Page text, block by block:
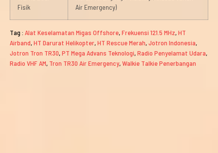
Fisik
Air Emergency)
Tag : Alat Keselamatan Migas Offshore,Frekuensi 121.5 MHz,HT
Airband,HT Darurat Helikopter,HT Rescue Merah,Jotron Indonesia,
Jotron Tron TR30,PT Mega Advans Teknologi,Radio Penyelamat Udara,
Radio VHF AM, Tron TR30 Air Emergency,Walkie Talkie Penerbangan